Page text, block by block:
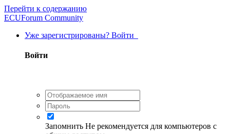
Перейти к содержанию
ECUForum Community
Уже зарегистрированы? Войти
Войти
Запомнить Не рекомендуется для компьютеров с